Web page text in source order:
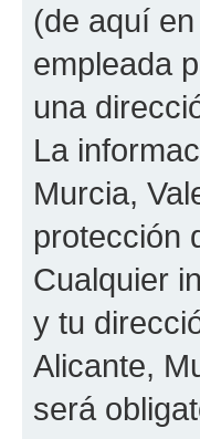
(de aquí
empleada
una
La
Murcia,
protección
Cualquier
y tu
Alicante,
será